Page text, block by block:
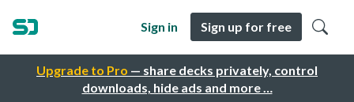
Upgrade to Pro — share decks privately, control
downloads, hide ads and more …
Sign in Sign up for free